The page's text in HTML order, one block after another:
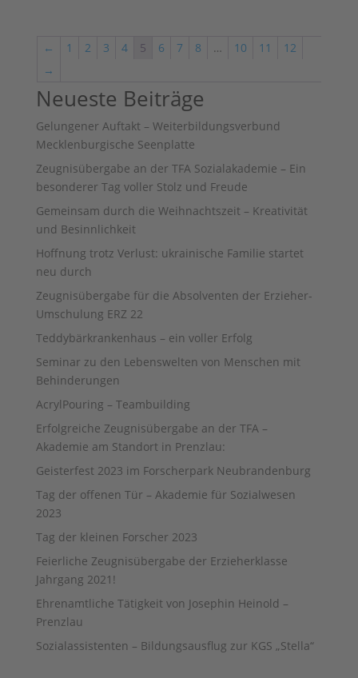
← 1 2 3 4 5 6 7 8 … 10 11
12
→
Neueste Beiträge
Gelungener Auftakt – Weiterbildungsverbund
Mecklenburgische Seenplatte
Zeugnisübergabe an der TFA Sozialakademie – Ein
besonderer Tag voller Stolz und Freude
Gemeinsam durch die Weihnachtszeit – Kreativität
und Besinnlichkeit
Hoffnung trotz Verlust: ukrainische Familie startet
neu durch
Zeugnisübergabe für die Absolventen der Erzieher-
Umschulung ERZ 22
Teddybärkrankenhaus – ein voller Erfolg
Seminar zu den Lebenswelten von Menschen mit
Behinderungen
AcrylPouring – Teambuilding
Erfolgreiche Zeugnisübergabe an der TFA –
Akademie am Standort in Prenzlau:
Geisterfest 2023 im Forscherpark Neubrandenburg
Tag der offenen Tür – Akademie für Sozialwesen
2023
Tag der kleinen Forscher 2023
Feierliche Zeugnisübergabe der Erzieherklasse
Jahrgang 2021!
Ehrenamtliche Tätigkeit von Josephin Heinold –
Prenzlau
Sozialassistenten – Bildungsausflug zur KGS „Stella“